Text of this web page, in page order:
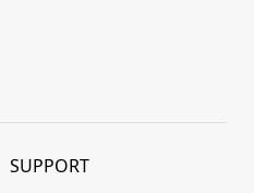
SUPPORT